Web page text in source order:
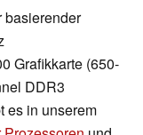
basierender
Grafikkarte (650-
DDR3
es in unserem